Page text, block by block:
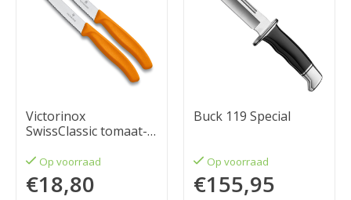
Victorinox
SwissClassic tomaat-,
oranje (set van 2)
Op voorraad
€18,80
Buck 119 Special
Op voorraad
€155,95